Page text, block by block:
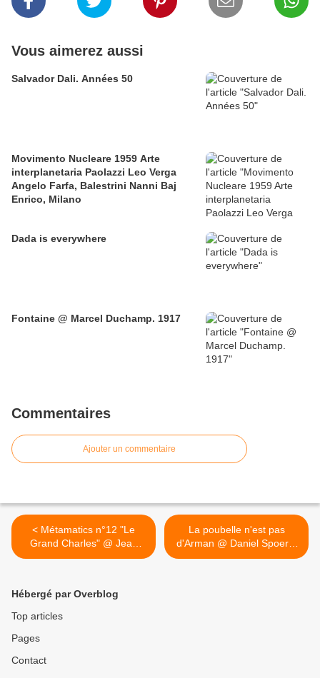
Vous aimerez aussi
Salvador Dali. Années 50
Movimento Nucleare 1959 Arte
interplanetaria Paolazzi Leo Verga
Angelo Farfa, Balestrini Nanni Baj
Enrico, Milano
Dada is everywhere
Fontaine @ Marcel Duchamp. 1917
Commentaires
Ajouter un commentaire
< Métamatics n°12 "Le
Grand Charles" @ Jean
Tinguely. 1959
La poubelle n'est pas
d'Arman @ Daniel Spoerri.
1961 >
Hébergé par Overblog
Top articles
Pages
Contact